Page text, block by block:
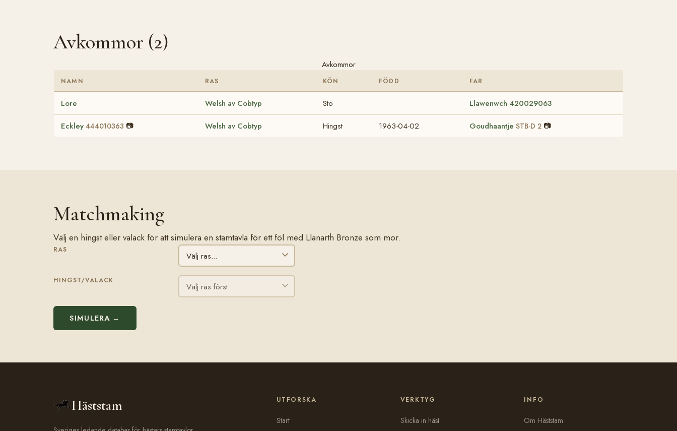
Avkommor (2)
Avkommor
NAMN RAS KÖN FÖDD FAR
Lore Welsh av Cobtyp Sto Llawenwch 420029063
Eckley 444010363 📷 Welsh av Cobtyp Hingst 1963-04-02 Goudhaantje STB-D 2 📷
Matchmaking
Välj en hingst eller valack för att simulera en stamtavla för ett föl med Llanarth Bronze som mor.
RAS
HINGST/VALACK
SIMULERA →
Häststam UTFORSKA
Start
VERKTYG
Skicka in häst
INFO
Om Häststam